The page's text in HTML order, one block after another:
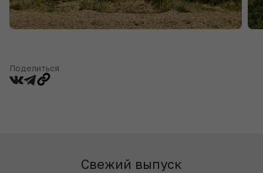
Поделиться
Свежий выпуск